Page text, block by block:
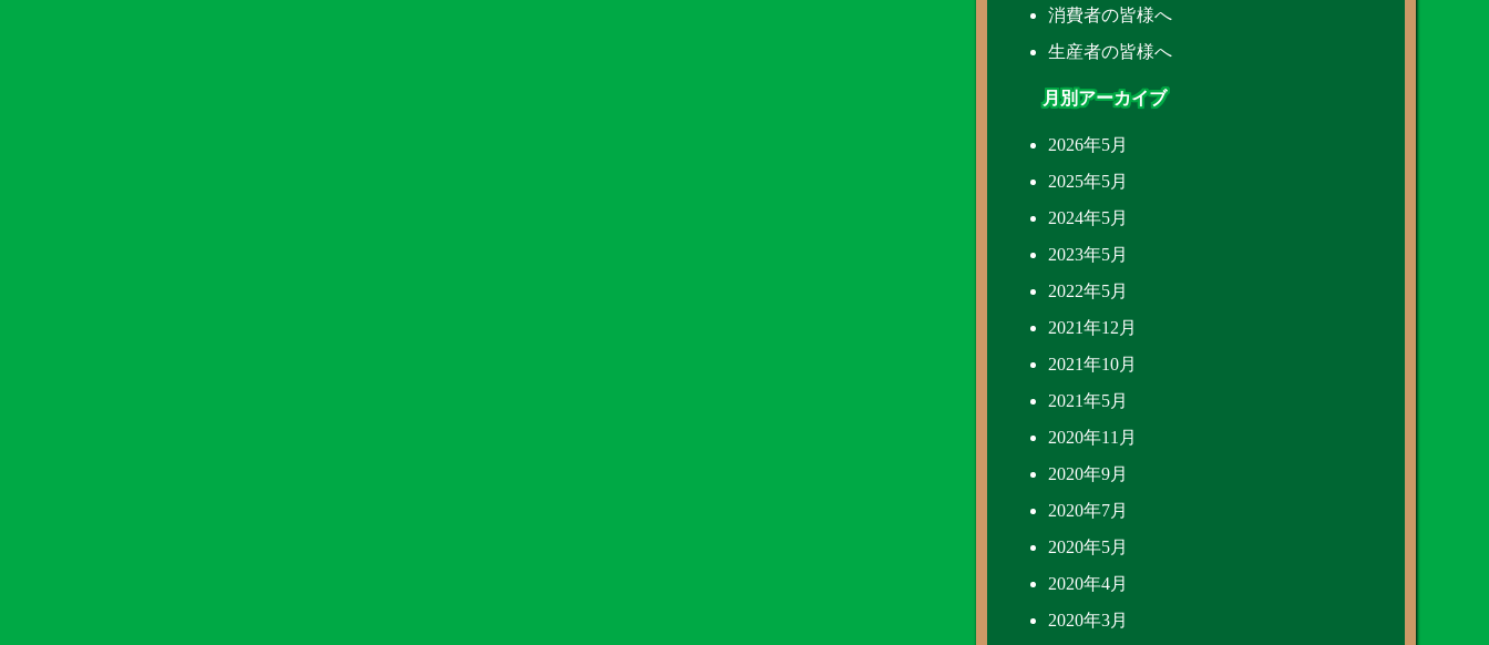
消費者の皆様へ
生産者の皆様へ
月別アーカイブ
2026年5月
2025年5月
2024年5月
2023年5月
2022年5月
2021年12月
2021年10月
2021年5月
2020年11月
2020年9月
2020年7月
2020年5月
2020年4月
2020年3月